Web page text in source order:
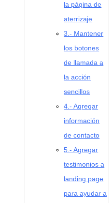
la página de
aterrizaje
3.- Mantener
los botones
de llamada a
la acción
sencillos
4.- Agregar
información
de contacto
5.- Agregar
testimonios a
landing page
para ayudar a